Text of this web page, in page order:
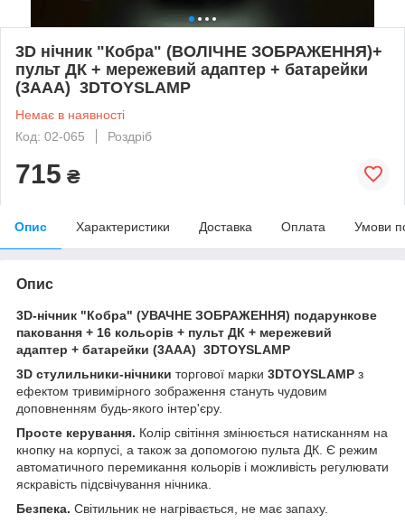
3D нічник "Кобра" (ВОЛІЧНЕ ЗОБРАЖЕННЯ)+
пульт ДК + мережевий адаптер + батарейки
(3ААА) 3DTOYSLAMP
Немає в наявності
Код: 02-065
Роздріб
715 ₴
Опис Характеристики Доставка Оплата Умови
Опис
3D-нічник "Кобра" (УВАЧНЕ ЗОБРАЖЕННЯ) подарункове
паковання + 16 кольорів + пульт ДК + мережевий
адаптер + батарейки (3ААА) 3DTOYSLAMP
3D стулильники-нічники торгової марки 3DTOYSLAMP з
ефектом тривимірного зображення стануть чудовим
доповненням будь-якого інтер'єру.
Просте керування. Колір світіння змінюється натисканням на
кнопку на корпусі, а також за допомогою пульта ДК. Є режим
автоматичного перемикання кольорів і можливість регулювати
яскравість підсвічування нічника.
Безпека. Світильник не нагрівається, не має запаху.